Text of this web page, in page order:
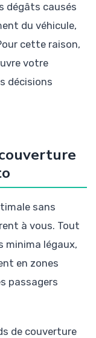
dégâts causés
du véhicule,
cette raison,
votre
décisions
sans
à vous. Tout
minima légaux,
en zones
passagers
de couverture